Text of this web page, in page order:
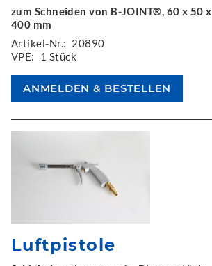
zum Schneiden von B-JOINT®, 60 x 50 x
400 mm
Artikel-Nr.: 20890
VPE:
1 Stück
Luftpistole